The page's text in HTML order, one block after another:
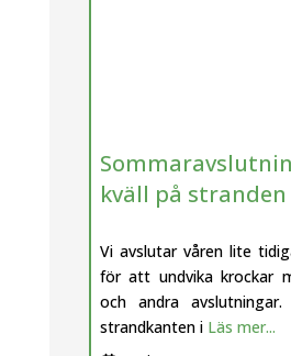
kväll på stranden
Vi avslutar våren lite
för att undvika krockar
och andra avslutningar.
strandkanten i Läs mer...